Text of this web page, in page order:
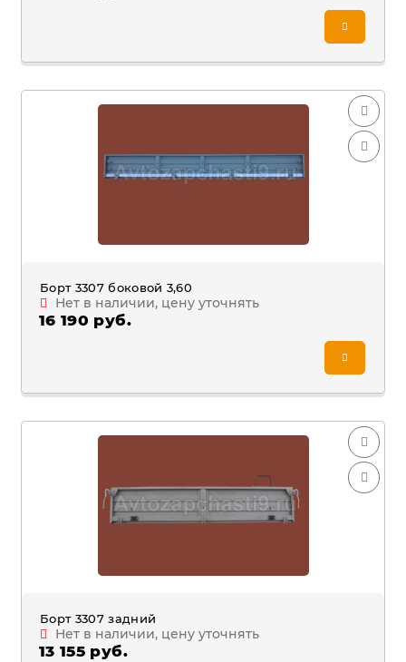
Борт 3307 боковой 3,60
Нет в наличии, цену уточнять
16 190 руб.
Борт 3307 задний
Нет в наличии, цену уточнять
13 155 руб.